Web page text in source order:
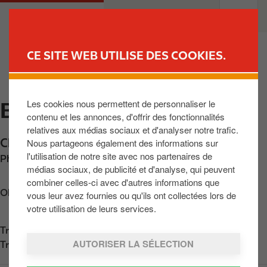
CE SITE WEB UTILISE DES COOKIES.
Les cookies nous permettent de personnaliser le
contenu et les annonces, d'offrir des fonctionnalités
relatives aux médias sociaux et d'analyser notre trafic.
Nous partageons également des informations sur
l'utilisation de notre site avec nos partenaires de
médias sociaux, de publicité et d'analyse, qui peuvent
combiner celles-ci avec d'autres informations que
vous leur avez fournies ou qu'ils ont collectées lors de
votre utilisation de leurs services.
AUTORISER LA SÉLECTION
c
o
n
t
e
u
n
M
a
TROUVER UNE STATION
BURY
Ch. de la Barrière 52,Bury,BE-7602,BE
Phone: +3269772393
Obtenir l'itinéraire
Trouvez nous sur
Trouvez nous surGoogle Play